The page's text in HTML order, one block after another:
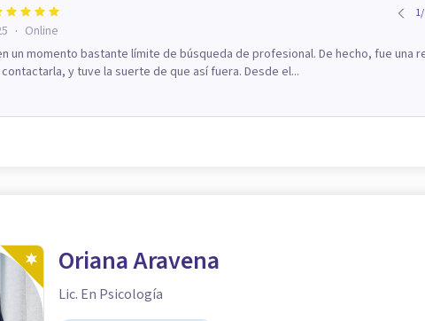
1/
· Online
un momento bastante límite de búsqueda de profesional. De hecho, fue una
y tuve la suerte de que así fuera. Desde el...
Oriana Aravena
Lic. En Psicología